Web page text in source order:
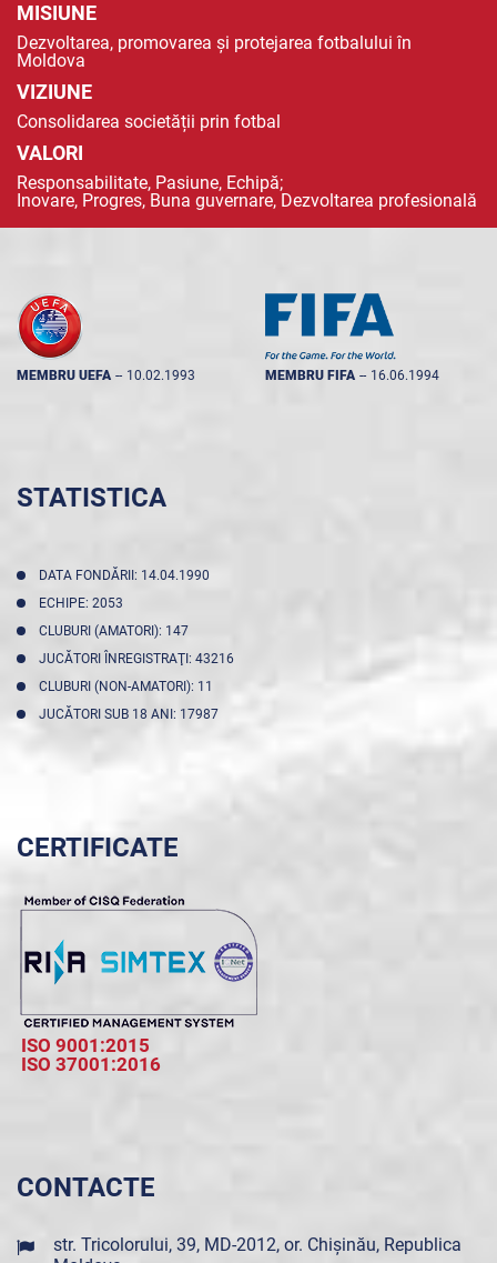
MISIUNE
Dezvoltarea, promovarea și protejarea fotbalului în
Moldova
VIZIUNE
Consolidarea societății prin fotbal
VALORI
Responsabilitate, Pasiune, Echipă;
Inovare, Progres, Buna guvernare, Dezvoltarea profesională
MEMBRU UEFA -- 10.02.1993 MEMBRU FIFA -- 16.06.1994
STATISTICA
DATA FONDĂRII: 14.04.1990
ECHIPE: 2053
CLUBURI (AMATORI): 147
JUCĂTORI ÎNREGISTRAŢI: 43216
CLUBURI (NON-AMATORI): 11
JUCĂTORI SUB 18 ANI: 17987
CERTIFICATE
ISO 9001:2015
ISO 37001:2016
CONTACTE
str. Tricolorului, 39, MD-2012, or. Chișinău, Republica